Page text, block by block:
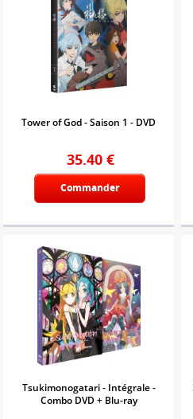
Tower of God - Saison 1 - DVD
35.40 €
Commander
Tsukimonogatari - Intégrale -
Combo DVD + Blu-ray